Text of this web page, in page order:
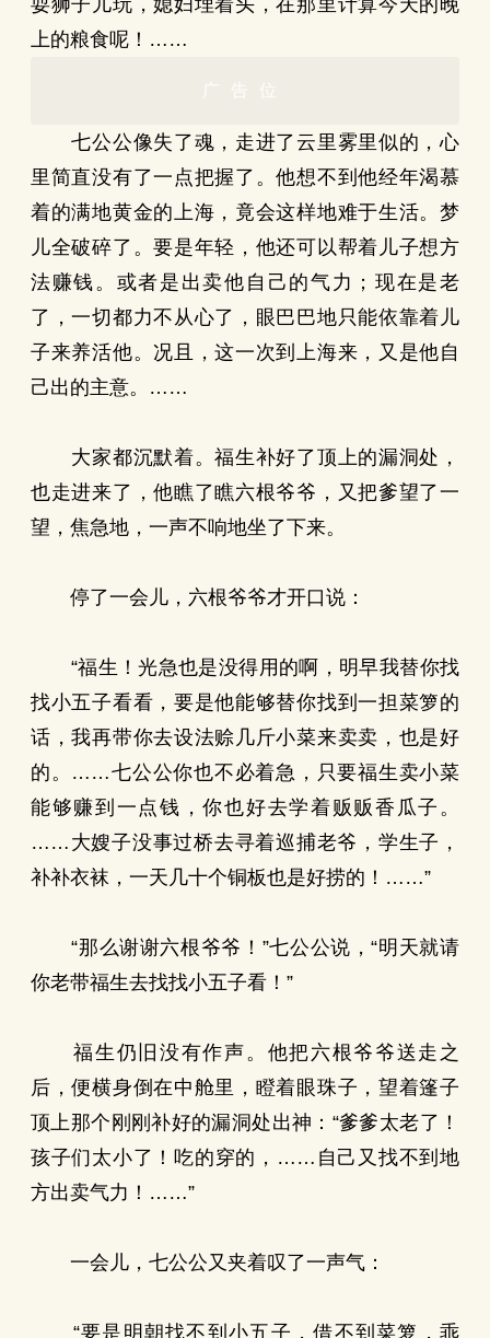
耍狮子儿玩，媳妇埋着头，在那里计算今天的晚
上的粮食呢！……
广告位
七公公像失了魂，走进了云里雾里似的，心
里简直没有了一点把握了。他想不到他经年渴慕
着的满地黄金的上海，竟会这样地难于生活。梦
儿全破碎了。要是年轻，他还可以帮着儿子想方
法赚钱。或者是出卖他自己的气力；现在是老
了，一切都力不从心了，眼巴巴地只能依靠着儿
子来养活他。况且，这一次到上海来，又是他自
己出的主意。……
大家都沉默着。福生补好了顶上的漏洞处，
也走进来了，他瞧了瞧六根爷爷，又把爹望了一
望，焦急地，一声不响地坐了下来。
停了一会儿，六根爷爷才开口说：
“福生！光急也是没得用的啊，明早我替你找
找小五子看看，要是他能够替你找到一担菜箩的
话，我再带你去设法赊几斤小菜来卖卖，也是好
的。……七公公你也不必着急，只要福生卖小菜
能够赚到一点钱，你也好去学着贩贩香瓜子。
……大嫂子没事过桥去寻着巡捕老爷，学生子，
补补衣袜，一天几十个铜板也是好捞的！……”
“那么谢谢六根爷爷！”七公公说，“明天就请
你老带福生去找找小五子看！”
福生仍旧没有作声。他把六根爷爷送走之
后，便横身倒在中舱里，瞪着眼珠子，望着篷子
顶上那个刚刚补好的漏洞处出神：“爹爹太老了！
孩子们太小了！吃的穿的，……自己又找不到地
方出卖气力！……”
一会儿，七公公又夹着叹了一声气：
“要是明朝找不到小五子，借不到菜箩，乖